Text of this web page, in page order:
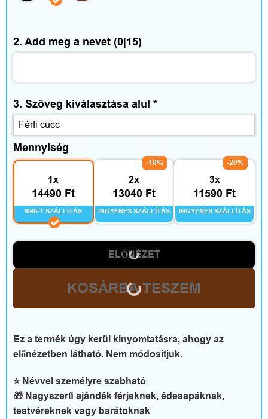
k
i
g
é
s
z
í
t
ő
O
t
t
h
o
2. Add meg a nevet (0|15)
3. Szöveg kiválasztása alul *
Mennyiség
1x
14490 Ft
990FT SZÁLLÍTÁS
2x
13040 Ft
-10%
INGYENES SZÁLLÍTÁS
3x
11590 Ft
-20%
INGYENES SZÁLLÍTÁS
ELŐNÉZET
KOSÁRBA TESZEM
Ez a termék úgy kerül kinyomtatásra, ahogy az
előnézetben látható. Nem módosítjuk.
⭐ Névvel személyre szabható
🎁 Nagyszerű ajándék férjeknek, édesapáknak,
testvéreknek vagy barátoknak